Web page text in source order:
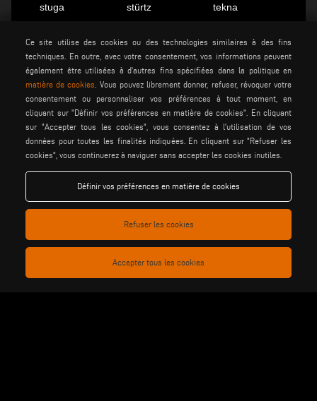
stuga
stürtz
tekna
Français info@tekna.it
be the change
vente
conditions gÉnÉrales de
paramÈtres des cookies
Ce site utilise des cookies ou des technologies similaires à des fins
techniques. En outre, avec votre consentement, vos informations peuvent
également être utilisées à d'autres fins spécifiées dans la politique en
matière de cookies
. Vous pouvez librement donner, refuser, révoquer votre
consentement ou personnaliser vos préférences à tout moment, en
cliquant sur "Définir vos préférences en matière de cookies". En cliquant
sur "Accepter tous les cookies", vous consentez à l'utilisation de vos
données pour toutes les finalités indiquées. En cliquant sur "Refuser les
cookies", vous continuerez à naviguer sans accepter les cookies inutiles.
Définir vos préférences en matière de cookies
Refuser les cookies
Accepter tous les cookies